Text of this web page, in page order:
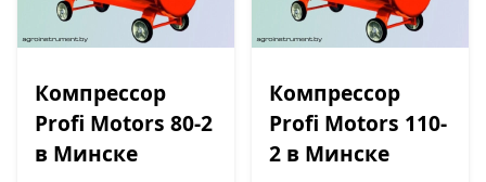
Компрессор
Profi Motors 80-2
в Минске
Компрессор
Profi Motors 110-
2 в Минске